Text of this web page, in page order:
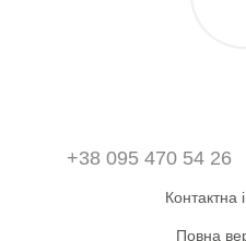
+38 095 470 54 26
Контактна
Повна